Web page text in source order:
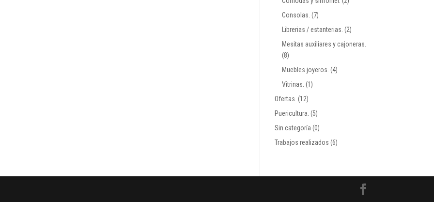
Consolas. (7)
Librerias / estanterias. (2)
Mesitas auxiliares y cajoneras.
(8)
Muebles joyeros. (4)
Vitrinas. (1)
Ofertas. (12)
Puericultura. (5)
Sin categoría (0)
Trabajos realizados (6)